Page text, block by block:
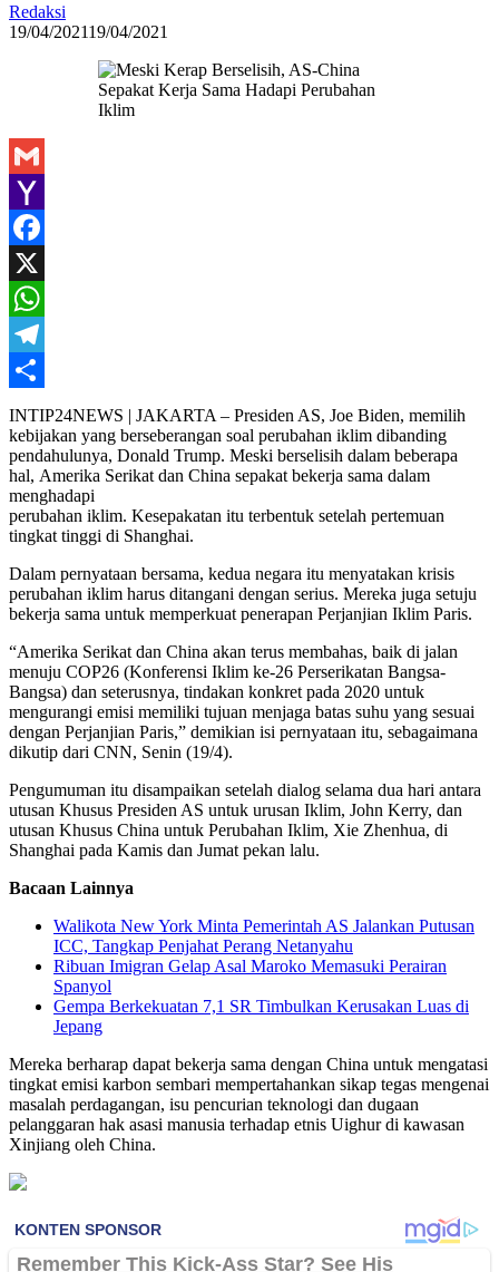
Redaksi
19/04/202119/04/2021
Gmail
Yahoo
Mail
Facebook
X
WhatsApp
Telegram
Share
INTIP24NEWS | JAKARTA – Presiden AS, Joe Biden, memilih
kebijakan yang berseberangan soal perubahan iklim dibanding
pendahulunya, Donald Trump. Meski berselisih dalam beberapa
hal, Amerika Serikat dan China sepakat bekerja sama dalam
menghadapi
perubahan iklim. Kesepakatan itu terbentuk setelah pertemuan
tingkat tinggi di Shanghai.
Dalam pernyataan bersama, kedua negara itu menyatakan krisis
perubahan iklim harus ditangani dengan serius. Mereka juga setuju
bekerja sama untuk memperkuat penerapan Perjanjian Iklim Paris.
“Amerika Serikat dan China akan terus membahas, baik di jalan
menuju COP26 (Konferensi Iklim ke-26 Perserikatan Bangsa-
Bangsa) dan seterusnya, tindakan konkret pada 2020 untuk
mengurangi emisi memiliki tujuan menjaga batas suhu yang sesuai
dengan Perjanjian Paris,” demikian isi pernyataan itu, sebagaimana
dikutip dari CNN, Senin (19/4).
Pengumuman itu disampaikan setelah dialog selama dua hari antara
utusan Khusus Presiden AS untuk urusan Iklim, John Kerry, dan
utusan Khusus China untuk Perubahan Iklim, Xie Zhenhua, di
Shanghai pada Kamis dan Jumat pekan lalu.
Bacaan Lainnya
Walikota New York Minta Pemerintah AS Jalankan Putusan
ICC, Tangkap Penjahat Perang Netanyahu
Ribuan Imigran Gelap Asal Maroko Memasuki Perairan
Spanyol
Gempa Berkekuatan 7,1 SR Timbulkan Kerusakan Luas di
Jepang
Mereka berharap dapat bekerja sama dengan China untuk mengatasi
tingkat emisi karbon sembari mempertahankan sikap tegas mengenai
masalah perdagangan, isu pencurian teknologi dan dugaan
pelanggaran hak asasi manusia terhadap etnis Uighur di kawasan
Xinjiang oleh China.